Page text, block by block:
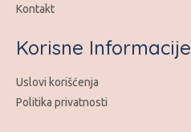
Kontakt
Korisne Informacije
Uslovi korišćenja
Politika privatnosti